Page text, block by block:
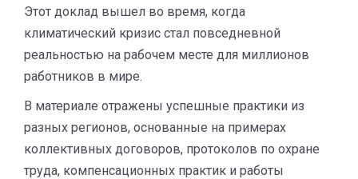
Этот доклад вышел во время, когда
климатический кризис стал повседневной
реальностью на рабочем месте для миллионов
работников в мире.
В материале отражены успешные практики из
разных регионов, основанные на примерах
коллективных договоров, протоколов по охране
труда, компенсационных практик и работы